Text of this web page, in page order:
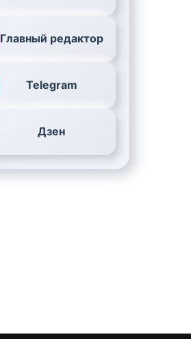
Главный редактор
Telegram
Дзен